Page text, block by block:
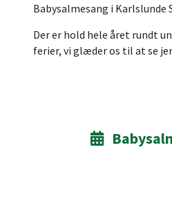
Babysalmesang i Karlslunde
Der er hold hele året rundt
ferier, vi glæder os til at se
